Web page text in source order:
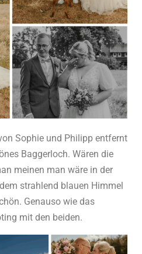
Sophie und Philipp entfernt
Baggerloch. Wären die
meinen man wäre in der
strahlend blauen Himmel
Genauso wie das
mit den beiden.